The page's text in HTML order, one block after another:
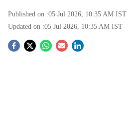
Published on :05 Jul 2026, 10:35 AM IST
Updated on :05 Jul 2026, 10:35 AM IST
S